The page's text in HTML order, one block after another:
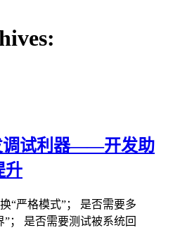
调试利器——开发助
升
“严格模式”； 是否需要多
”； 是否需要测试被系统回